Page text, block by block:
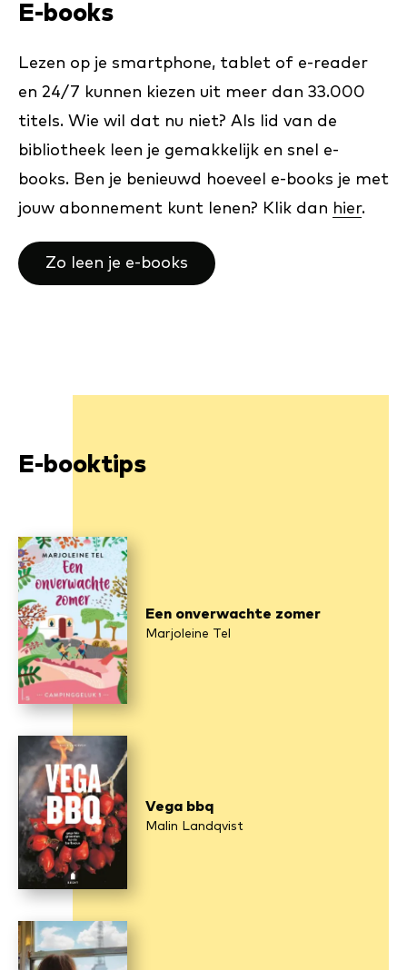
E-books
Lezen op je smartphone, tablet of e-reader
en 24/7 kunnen kiezen uit meer dan 33.000
titels. Wie wil dat nu niet? Als lid van de
bibliotheek leen je gemakkelijk en snel e-
books. Ben je benieuwd hoeveel e-books je met
jouw abonnement kunt lenen? Klik dan hier.
Zo leen je e-books
E-booktips
Een onverwachte zomer
Marjoleine Tel
Vega bbq
Malin Landqvist